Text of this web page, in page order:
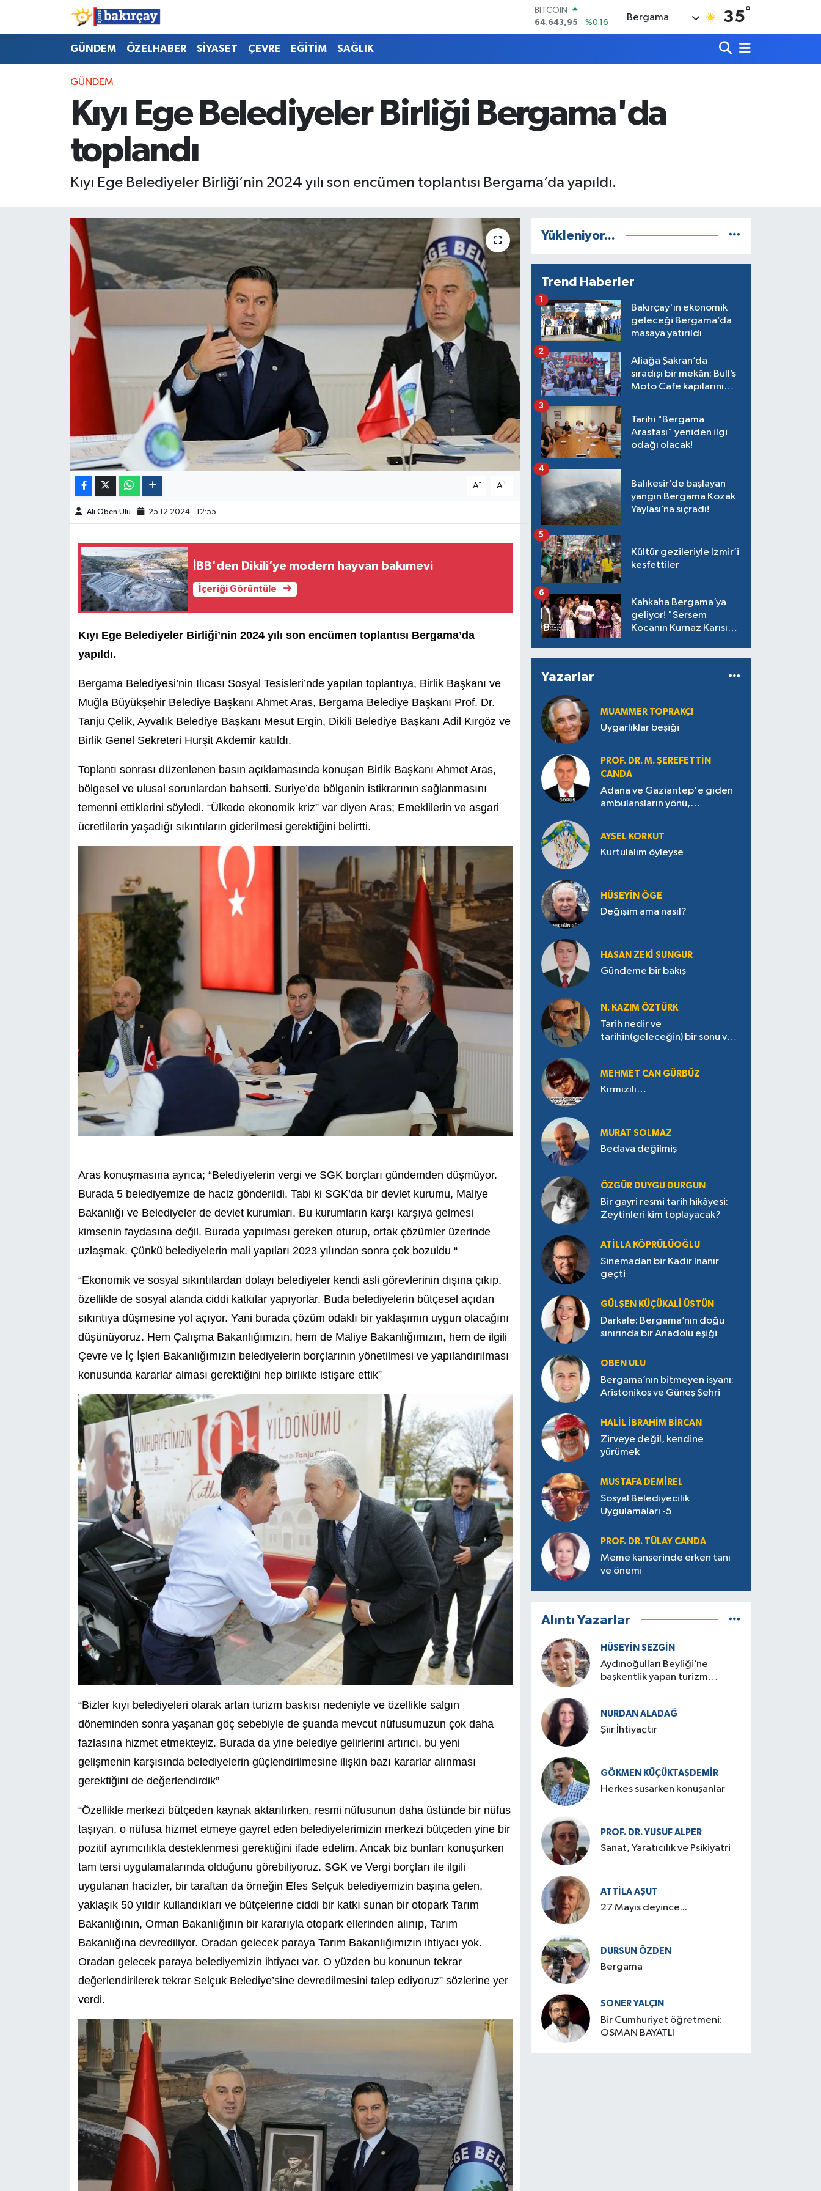
DOLAR
47,6006
%0.06
EURO
BİST100
13.799
BITCOIN
Bergama 35°
GÜNDEM ÖZELHABER SİYASET ÇEVRE EĞİTİM SAĞLIK
GÜNDEM
Kıyı Ege Belediyeler Birliği Bergama'da
toplandı
Kıyı Ege Belediyeler Birliği’nin 2024 yılı son encümen toplantısı Bergama’da yapıldı.
A- A+
Ali Oben Ulu 25.12.2024 - 12:55
İBB'den Dikili’ye modern hayvan bakımevi
İçeriği Görüntüle
Kıyı Ege Belediyeler Birliği’nin 2024 yılı son encümen toplantısı Bergama’da
yapıldı.
Bergama Belediyesi’nin Ilıcası Sosyal Tesisleri’nde yapılan toplantıya, Birlik Başkanı ve
Muğla Büyükşehir Belediye Başkanı Ahmet Aras, Bergama Belediye Başkanı Prof. Dr.
Tanju Çelik, Ayvalık Belediye Başkanı Mesut Ergin, Dikili Belediye Başkanı Adil Kırgöz ve
Birlik Genel Sekreteri Hurşit Akdemir katıldı.
Toplantı sonrası düzenlenen basın açıklamasında konuşan Birlik Başkanı Ahmet Aras,
bölgesel ve ulusal sorunlardan bahsetti. Suriye’de bölgenin istikrarının sağlanmasını
temenni ettiklerini söyledi. “Ülkede ekonomik kriz” var diyen Aras; Emeklilerin ve asgari
ücretlilerin yaşadığı sıkıntıların giderilmesi gerektiğini belirtti.
Aras konuşmasına ayrıca; “Belediyelerin vergi ve SGK borçları gündemden düşmüyor.
Burada 5 belediyemize de haciz gönderildi. Tabi ki SGK’da bir devlet kurumu, Maliye
Bakanlığı ve Belediyeler de devlet kurumları. Bu kurumların karşı karşıya gelmesi
kimsenin faydasına değil. Burada yapılması gereken oturup, ortak çözümler üzerinde
uzlaşmak. Çünkü belediyelerin mali yapıları 2023 yılından sonra çok bozuldu “
“Ekonomik ve sosyal sıkıntılardan dolayı belediyeler kendi asli görevlerinin dışına çıkıp,
özellikle de sosyal alanda ciddi katkılar yapıyorlar. Buda belediyelerin bütçesel açıdan
sıkıntıya düşmesine yol açıyor. Yani burada çözüm odaklı bir yaklaşımın uygun olacağını
düşünüyoruz. Hem Çalışma Bakanlığımızın, hem de Maliye Bakanlığımızın, hem de ilgili
Çevre ve İç İşleri Bakanlığımızın belediyelerin borçlarının yönetilmesi ve yapılandırılması
konusunda kararlar alması gerektiğini hep birlikte istişare ettik”
“Bizler kıyı belediyeleri olarak artan turizm baskısı nedeniyle ve özellikle salgın
döneminden sonra yaşanan göç sebebiyle de şuanda mevcut nüfusumuzun çok daha
fazlasına hizmet etmekteyiz. Burada da yine belediye gelirlerini artırıcı, bu yeni
gelişmenin karşısında belediyelerin güçlendirilmesine ilişkin bazı kararlar alınması
gerektiğini de değerlendirdik”
“Özellikle merkezi bütçeden kaynak aktarılırken, resmi nüfusunun daha üstünde bir nüfus
taşıyan, o nüfusa hizmet etmeye gayret eden belediyelerimizin merkezi bütçeden yine bir
pozitif ayrımcılıkla desteklenmesi gerektiğini ifade edelim. Ancak biz bunları konuşurken
tam tersi uygulamalarında olduğunu görebiliyoruz. SGK ve Vergi borçları ile ilgili
uygulanan hacizler, bir taraftan da örneğin Efes Selçuk belediyemizin başına gelen,
yaklaşık 50 yıldır kullandıkları ve bütçelerine ciddi bir katkı sunan bir otopark Tarım
Bakanlığının, Orman Bakanlığının bir kararıyla otopark ellerinden alınıp, Tarım
Bakanlığına devrediliyor. Oradan gelecek paraya Tarım Bakanlığımızın ihtiyacı yok.
Oradan gelecek paraya belediyemizin ihtiyacı var. O yüzden bu konunun tekrar
değerlendirilerek tekrar Selçuk Belediye’sine devredilmesini talep ediyoruz” sözlerine yer
verdi.
Yükleniyor...
Trend Haberler
Bakırçay'ın ekonomik
geleceği Bergama’da
masaya yatırıldı
1
Aliağa Şakran’da
sıradışı bir mekân: Bull’s
Moto Cafe kapılarını
2
Tarihi "Bergama
Arastası" yeniden ilgi
odağı olacak!
3
Balıkesir’de başlayan
yangın Bergama Kozak
Yaylası’na sıçradı!
4
Kültür gezileriyle İzmir’i
keşfettiler
5
Kahkaha Bergama’ya
geliyor! "Sersem
Kocanın Kurnaz Karısı"
6
Yazarlar
MUAMMER TOPRAKÇI
Uygarlıklar beşiği
PROF. DR. M. ŞEREFETTIN
CANDA
Adana ve Gaziantep'e giden
ambulansların yönü,
AYSEL KORKUT
Kurtulalım öyleyse
HÜSEYIN ÖGE
Değişim ama nasıl?
HASAN ZEKI SUNGUR
Gündeme bir bakış
N. KAZIM ÖZTÜRK
Tarih nedir ve
tarihin(geleceğin) bir sonu var
MEHMET CAN GÜRBÜZ
Kırmızılı…
MURAT SOLMAZ
Bedava değilmiş
ÖZGÜR DUYGU DURGUN
Bir gayri resmi tarih hikâyesi:
Zeytinleri kim toplayacak?
ATILLA KÖPRÜLÜOĞLU
Sinemadan bir Kadir İnanır
geçti
GÜLŞEN KÜÇÜKALI ÜSTÜN
Darkale: Bergama’nın doğu
sınırında bir Anadolu eşiği
OBEN ULU
Bergama’nın bitmeyen isyanı:
Aristonikos ve Güneş Şehri
HALIL İBRAHIM BIRCAN
Zirveye değil, kendine
yürümek
MUSTAFA DEMIREL
Sosyal Belediyecilik
Uygulamaları -5
PROF. DR. TÜLAY CANDA
Meme kanserinde erken tanı
ve önemi
Alıntı Yazarlar
HÜSEYIN SEZGIN
Aydınoğulları Beyliği’ne
başkentlik yapan turizm
NURDAN ALADAĞ
Şiir İhtiyaçtır
GÖKMEN KÜÇÜKTAŞDEMIR
Herkes susarken konuşanlar
PROF. DR. YUSUF ALPER
Sanat, Yaratıcılık ve Psikiyatri
ATTILA AŞUT
27 Mayıs deyince...
DURSUN ÖZDEN
Bergama
SONER YALÇIN
Bir Cumhuriyet öğretmeni:
OSMAN BAYATLI
İzmir Nöbetçi Eczaneler
İzmir Hava Durumu
İzmir Namaz Vakitleri
İzmir Trafik Yoğunluk Haritası
Süper Lig Puan Durumu ve Fikstür
Son Dakika Haberleri
Haber Arşivi